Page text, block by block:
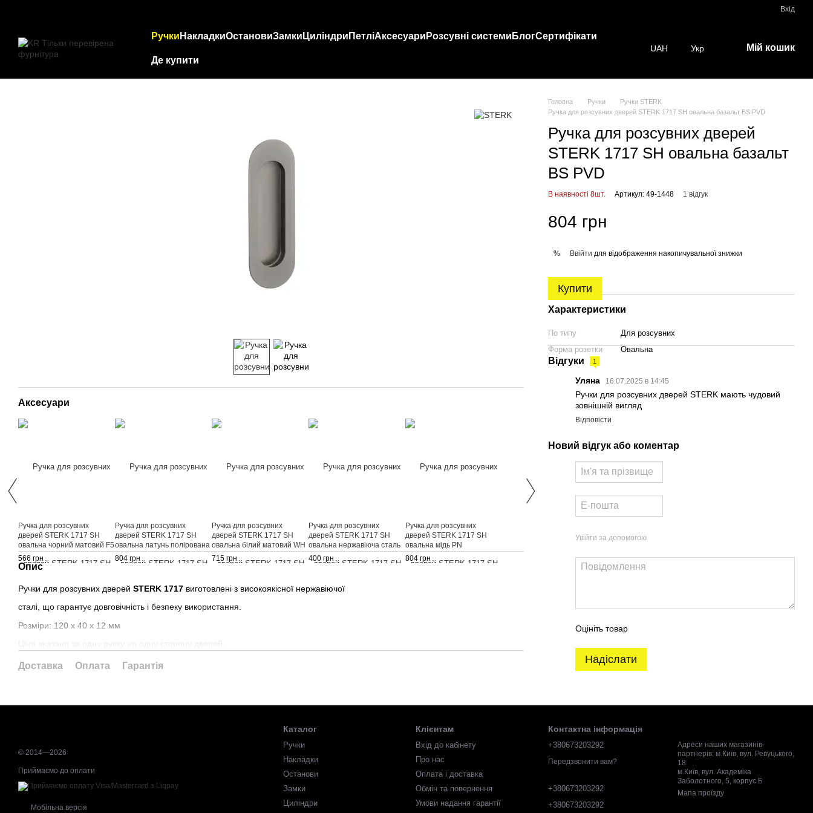
Вхід
Ручки НакладкиОстановиЗамки Циліндри ПетліАксесуари Розсувні системи БлогСертифікати
Де купити
UAH Укр Мій кошик
Аксесуари
Ручка для розсувних
дверей STERK 1717 SH
овальна чорний матовий F5
566 грн
Ручка для розсувних
дверей STERK 1717 SH
овальна латунь полірована
GOLD PVD
804 грн
Ручка для розсувних
дверей STERK 1717 SH
овальна білий матовий WH
715 грн
Ручка для розсувних
дверей STERK 1717 SH
овальна нержавіюча сталь
16
400 грн
Ручка для розсувних
дверей STERK 1717 SH
овальна мідь PN
804 грн
Опис
Ручки для розсувних дверей STERK 1717 виготовлені з високоякісної нержавіючої
сталі, що гарантує довговічність і безпеку використання.
Розміри: 120 х 40 х 12 мм
Ціна вказана за одну ручку на одну сторону дверей.
Доставка Оплата Гарантія
Головна Ручки
Ручки STERK
Ручка для розсувних дверей STERK 1717 SH овальна базальт BS PVD
Ручка для розсувних дверей
STERK 1717 SH овальна базальт
BS PVD
В наявності 8шт. Артикул: 49-1448 1 відгук
804 грн
% Ввійти для відображення накопичувальної знижки
Купити
Характеристики
По типу
Для розсувних
Форма розетки
Овальна
Відгуки 1
Уляна 16.07.2025 в 14:45
Ручки для розсувних дверей STERK мають чудовий
зовнішній вигляд
Відповісти
Новий відгук або коментар
Увійти за допомогою
Оцініть товар
Надіслати
© 2014—2026
Приймаємо до оплати
Мобільна версія
Каталог
Ручки
Накладки
Останови
Замки
Циліндри
Клієнтам
Вхід до кабінету
Про нас
Оплата і доставка
Обмін та повернення
Умови надання гарантії
Контактна інформація
+380673203292
Передзвонити вам?
+380673203292
+380673203292
Адреси наших магазинів-
партнерів: м.Київ, вул. Ревуцького,
18
м.Київ, вул. Академіка
Заболотного, 5, корпус Б
Мапа проїзду